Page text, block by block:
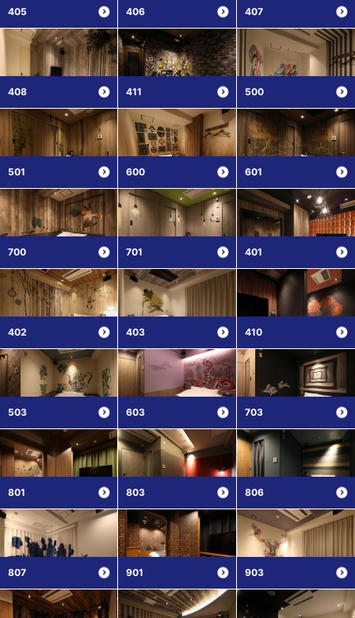
405 406 407
408 411 500
501 600 601
700 701 401
402 403 410
503 603 703
801 803 806
807 901 903